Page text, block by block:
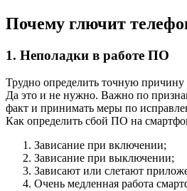
Почему глючит
1. Неполадки в работе ПО
Трудно определить точную
Да это и не нужно. Важно по
факт и принимать меры по
Как определить сбой ПО на
Зависание при включении;
Зависание при выключении;
Зависают или слетают
Очень медленная работа